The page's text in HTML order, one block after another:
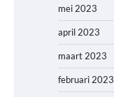
mei 2023
april 2023
maart 2023
februari 2023